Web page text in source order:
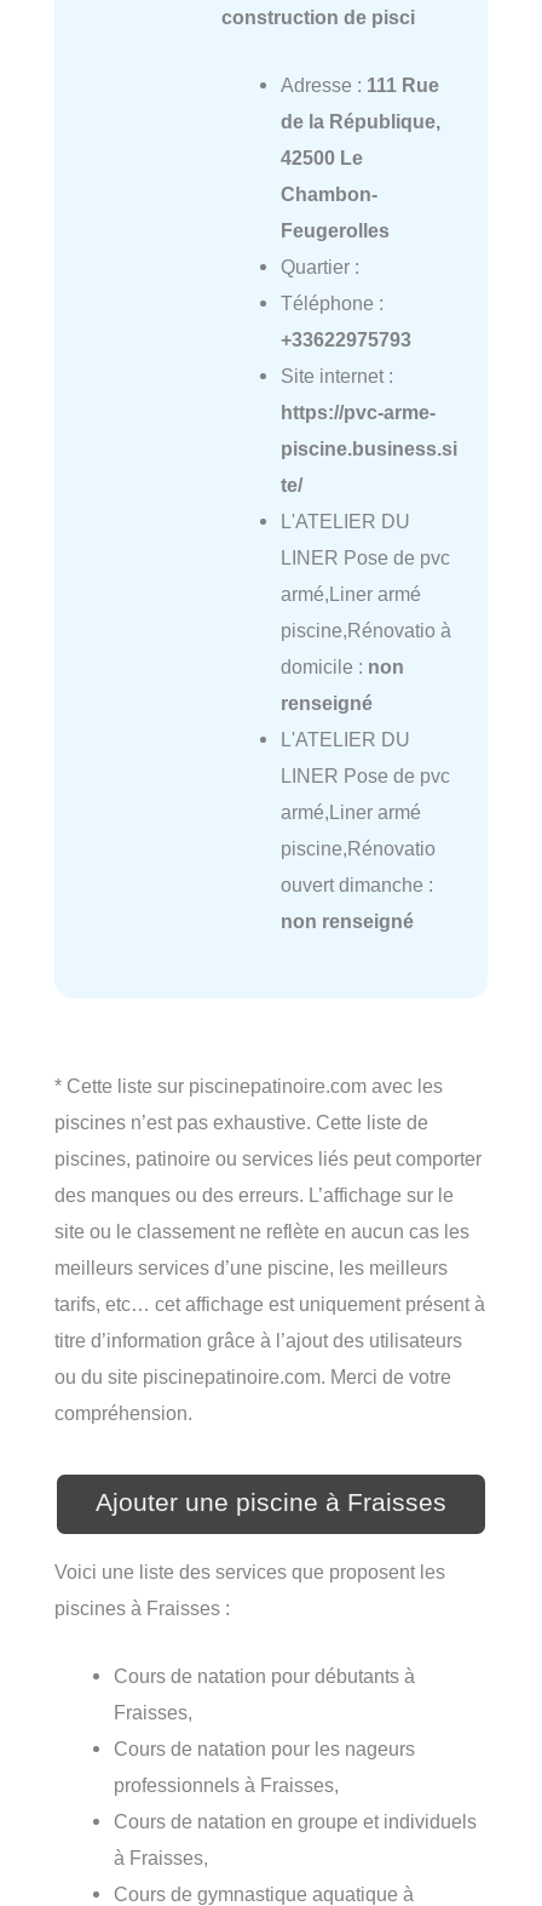
construction de pisci
Adresse : 111 Rue
de la République,
42500 Le
Chambon-
Feugerolles
Quartier :
Téléphone :
+33622975793
Site internet :
https://pvc-arme-
piscine.business.si
te/
L'ATELIER DU
LINER Pose de pvc
armé,Liner armé
piscine,Rénovatio à
domicile : non
renseigné
L'ATELIER DU
LINER Pose de pvc
armé,Liner armé
piscine,Rénovatio
ouvert dimanche :
non renseigné
* Cette liste sur piscinepatinoire.com avec les
piscines n’est pas exhaustive. Cette liste de
piscines, patinoire ou services liés peut comporter
des manques ou des erreurs. L’affichage sur le
site ou le classement ne reflète en aucun cas les
meilleurs services d’une piscine, les meilleurs
tarifs, etc… cet affichage est uniquement présent à
titre d’information grâce à l’ajout des utilisateurs
ou du site piscinepatinoire.com. Merci de votre
compréhension.
Ajouter une piscine à Fraisses
Voici une liste des services que proposent les
piscines à Fraisses :
Cours de natation pour débutants à
Fraisses,
Cours de natation pour les nageurs
professionnels à Fraisses,
Cours de natation en groupe et individuels
à Fraisses,
Cours de gymnastique aquatique à